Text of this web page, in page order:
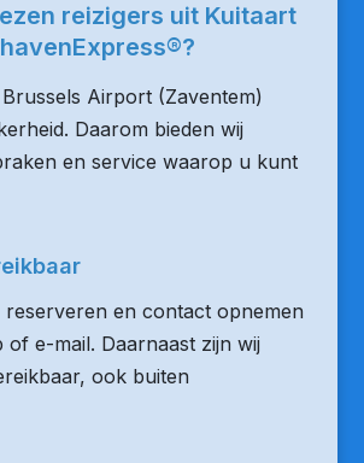
reizigers uit Kuitaart
Airport (Zaventem)
Daarom bieden wij
en service waarop u kunt
en contact opnemen
of e-mail. Daarnaast zijn wij
ook buiten